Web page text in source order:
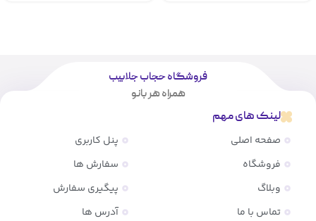
فروشگاه حجاب جلابیب
همراه هر بانو
لینک های مهم
صفحه اصلی
فروشگاه
وبلاگ
تماس با ما
پنل کاربری
سفارش ها
پیگیری سفارش
آدرس ها